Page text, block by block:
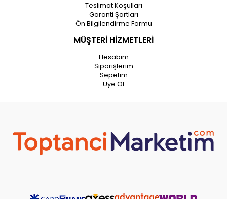
Teslimat Koşulları
Garanti Şartları
Ön Bilgilendirme Formu
MÜŞTERİ HİZMETLERİ
Hesabım
Siparişlerim
Sepetim
Üye Ol